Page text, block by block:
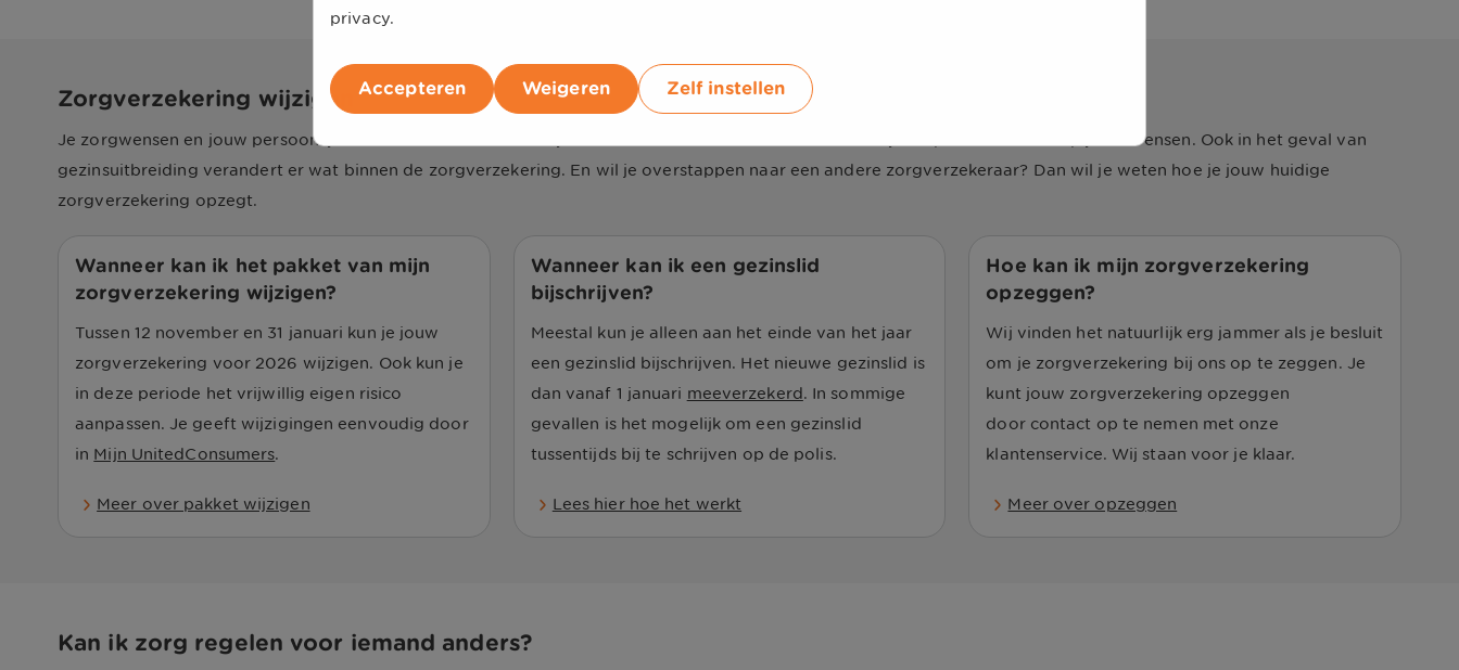
Meer over betalingsregeling zorgverzekering
Meer over eigen risico gespreid betalen
Zorgverzekering wijzigen
Je zorgwensen en jouw persoonlijke situatie kunnen door het jaar heen veranderen. Je wil dan wel dat jouw pakket aansluit op jouw wensen. Ook in het geval van
gezinsuitbreiding verandert er wat binnen de zorgverzekering. En wil je overstappen naar een andere zorgverzekeraar? Dan wil je weten hoe je jouw huidige
zorgverzekering opzegt.
Wanneer kan ik het pakket van mijn
zorgverzekering wijzigen?
Tussen 12 november en 31 januari kun je jouw
zorgverzekering voor 2026 wijzigen. Ook kun je
in deze periode het vrijwillig eigen risico
aanpassen. Je geeft wijzigingen eenvoudig door
in Mijn UnitedConsumers.
Meer over pakket wijzigen
Wanneer kan ik een gezinslid
bijschrijven?
Meestal kun je alleen aan het einde van het jaar
een gezinslid bijschrijven. Het nieuwe gezinslid is
dan vanaf 1 januari meeverzekerd. In sommige
gevallen is het mogelijk om een gezinslid
tussentijds bij te schrijven op de polis.
Lees hier hoe het werkt
Hoe kan ik mijn zorgverzekering
opzeggen?
Wij vinden het natuurlijk erg jammer als je besluit
om je zorgverzekering bij ons op te zeggen. Je
kunt jouw zorgverzekering opzeggen
door contact op te nemen met onze
klantenservice. Wij staan voor je klaar.
Meer over opzeggen
Kan ik zorg regelen voor iemand anders?
privacy.
Accepteren Weigeren Zelf instellen